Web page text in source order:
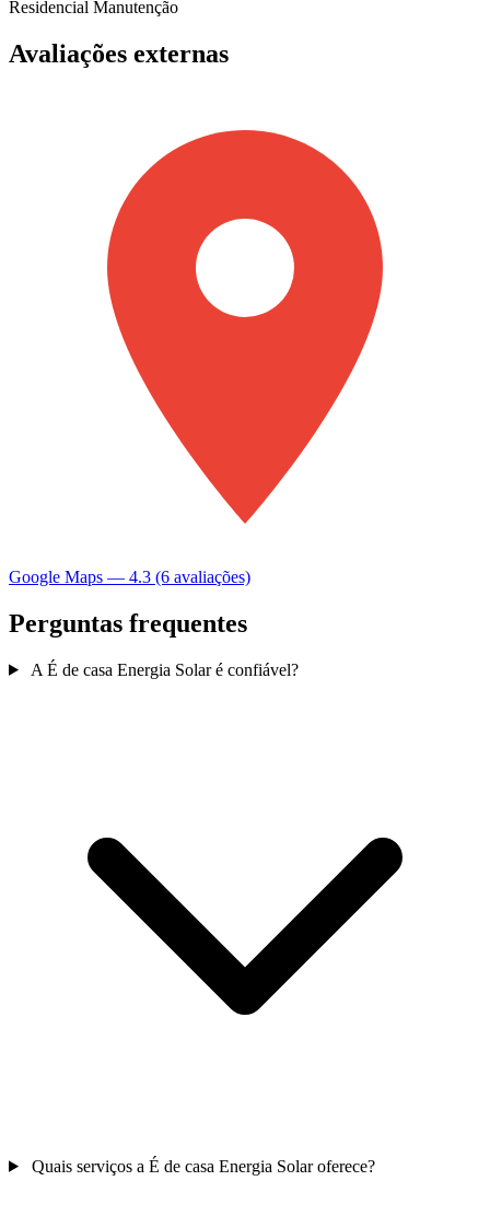
Residencial Manutenção
Avaliações externas
Google Maps — 4.3 (6 avaliações)
Perguntas frequentes
A É de casa Energia Solar é confiável?
Quais serviços a É de casa Energia Solar oferece?